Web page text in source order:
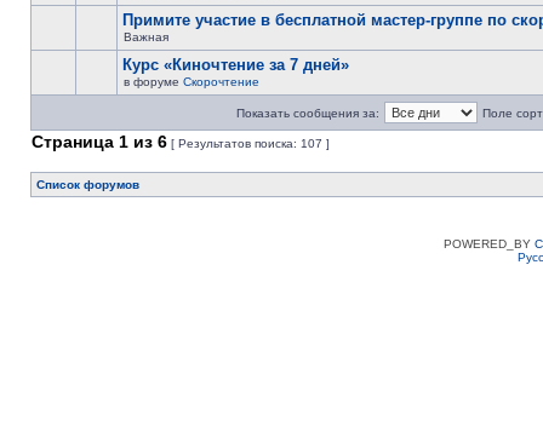
Примите участие в бесплатной мастер-группе по
Важная
Курс «Киночтение за 7 дней»
в форуме Скорочтение
Показать сообщения за: Поле
Страница 1 из 6 [ Результатов поиска: 107 ]
Список форумов
POWERED_BY